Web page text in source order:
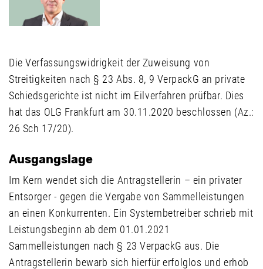
Die Verfassungswidrigkeit der Zuweisung von
Streitigkeiten nach § 23 Abs. 8, 9 VerpackG an private
Schiedsgerichte ist nicht im Eilverfahren prüfbar. Dies
hat das OLG Frankfurt am 30.11.2020 beschlossen (Az.:
26 Sch 17/20).
Ausgangslage
Im Kern wendet sich die Antragstellerin – ein privater
Entsorger - gegen die Vergabe von Sammelleistungen
an einen Konkurrenten. Ein Systembetreiber schrieb mit
Leistungsbeginn ab dem 01.01.2021
Sammelleistungen nach § 23 VerpackG aus. Die
Antragstellerin bewarb sich hierfür erfolglos und erhob